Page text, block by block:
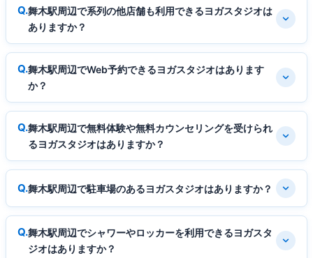
舞木駅周辺で系列の他店舗も利用できるヨガスタジオは
ありますか？
舞木駅周辺でWeb予約できるヨガスタジオはあります
か？
舞木駅周辺で無料体験や無料カウンセリングを受けられ
るヨガスタジオはありますか？
舞木駅周辺で駐車場のあるヨガスタジオはありますか？
舞木駅周辺でシャワーやロッカーを利用できるヨガスタ
ジオはありますか？